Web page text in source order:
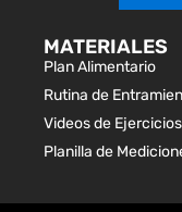
MATERIALES
Plan Alimentario
Rutina de
Videos de Ejercicios
Planilla de